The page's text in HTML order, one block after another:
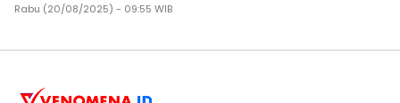
Rabu (20/08/2025) - 09:55 WIB